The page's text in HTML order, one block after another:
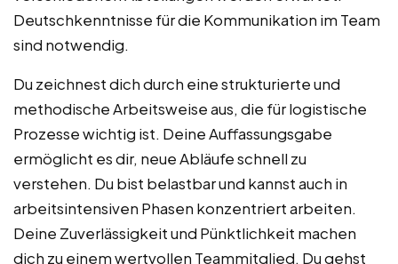
Deutschkenntnisse für die Kommunikation im Team
sind notwendig.
Du zeichnest dich durch eine strukturierte und
methodische Arbeitsweise aus, die für logistische
Prozesse wichtig ist. Deine Auffassungsgabe
ermöglicht es dir, neue Abläufe schnell zu
verstehen. Du bist belastbar und kannst auch in
arbeitsintensiven Phasen konzentriert arbeiten.
Deine Zuverlässigkeit und Pünktlichkeit machen
dich zu einem wertvollen Teammitglied. Du gehst